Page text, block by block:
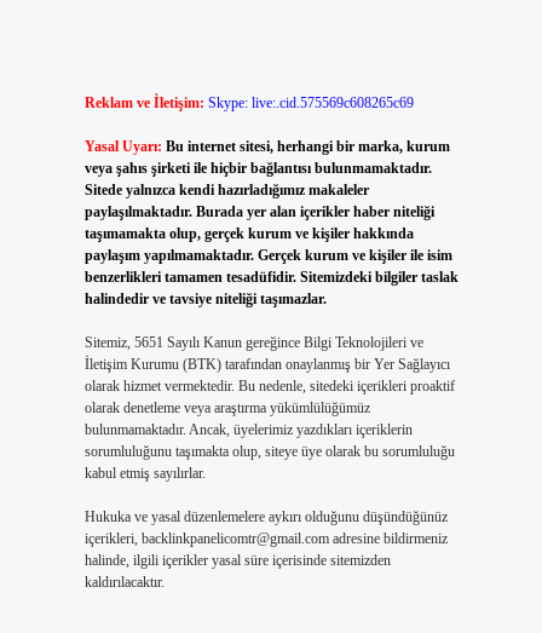
Reklam ve İletişim: Skype: live:.cid.575569c608265c69
Yasal Uyarı: Bu internet sitesi, herhangi bir marka, kurum
veya şahıs şirketi ile hiçbir bağlantısı bulunmamaktadır.
Sitede yalnızca kendi hazırladığımız makaleler
paylaşılmaktadır. Burada yer alan içerikler haber niteliği
taşımamakta olup, gerçek kurum ve kişiler hakkında
paylaşım yapılmamaktadır. Gerçek kurum ve kişiler ile isim
benzerlikleri tamamen tesadüfidir. Sitemizdeki bilgiler taslak
halindedir ve tavsiye niteliği taşımazlar.
Sitemiz, 5651 Sayılı Kanun gereğince Bilgi Teknolojileri ve
İletişim Kurumu (BTK) tarafından onaylanmış bir Yer Sağlayıcı
olarak hizmet vermektedir. Bu nedenle, sitedeki içerikleri proaktif
olarak denetleme veya araştırma yükümlülüğümüz
bulunmamaktadır. Ancak, üyelerimiz yazdıkları içeriklerin
sorumluluğunu taşımakta olup, siteye üye olarak bu sorumluluğu
kabul etmiş sayılırlar.
Hukuka ve yasal düzenlemelere aykırı olduğunu düşündüğünüz
içerikleri, backlinkpanelicomtr@gmail.comadresine bildirmeniz
halinde, ilgili içerikler yasal süre içerisinde sitemizden
kaldırılacaktır.